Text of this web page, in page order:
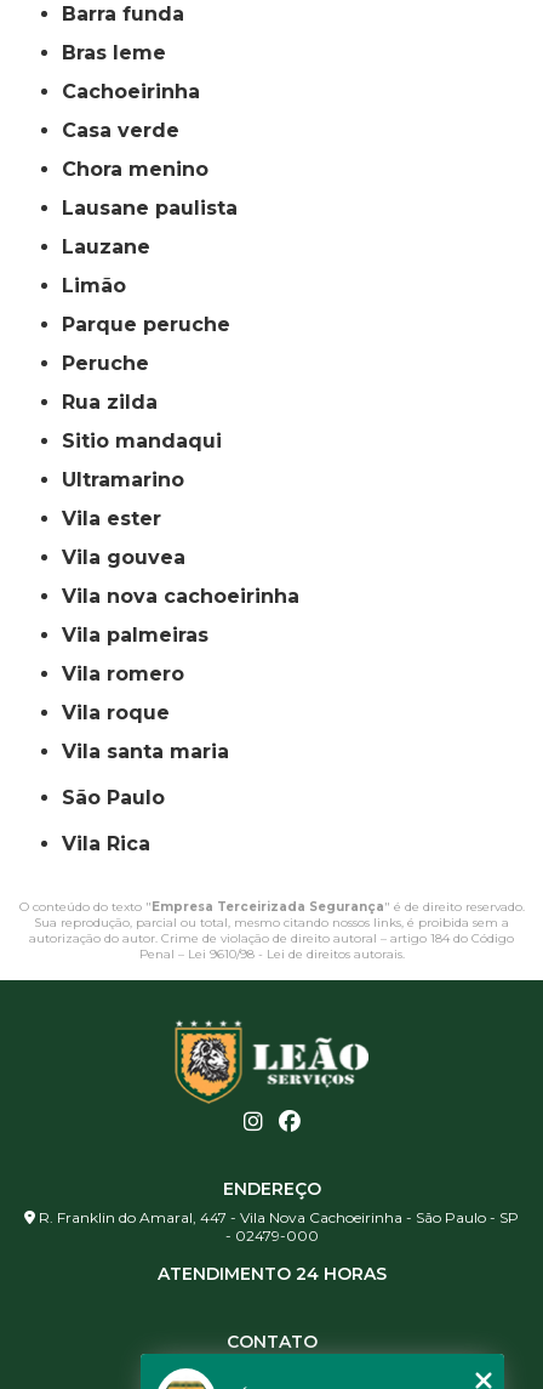
barra funda
bras leme
cachoeirinha
casa verde
chora menino
lausane paulista
lauzane
limão
parque peruche
peruche
rua zilda
sitio mandaqui
ultramarino
vila ester
vila gouvea
vila nova cachoeirinha
vila palmeiras
vila romero
vila roque
vila santa maria
São Paulo
Vila Rica
O conteúdo do texto " Empresa Terceirizada Segurança" é de direito reservado.
Sua reprodução, parcial ou total, mesmo citando nossos links, é proibida sem a
autorização do autor. Crime de violação de direito autoral – artigo 184 do Código
Penal – Lei 9610/98 - Lei de direitos autorais.
ENDEREÇO
R. Franklin do Amaral, 447 - Vila Nova Cachoeirinha - São Paulo - SP
- 02479-000
ATENDIMENTO 24 HORAS
CONTATO